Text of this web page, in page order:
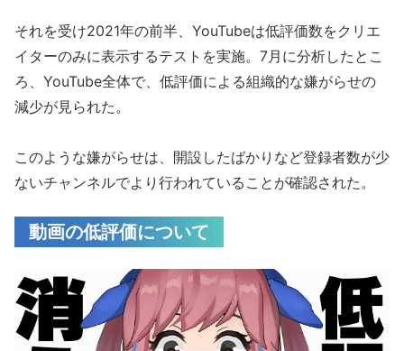
それを受け2021年の前半、YouTubeは低評価数をクリエ
イターのみに表示するテストを実施。7月に分析したとこ
ろ、YouTube全体で、低評価による組織的な嫌がらせの
減少が見られた。
このような嫌がらせは、開設したばかりなど登録者数が少
ないチャンネルでより行われていることが確認された。
動画の低評価について